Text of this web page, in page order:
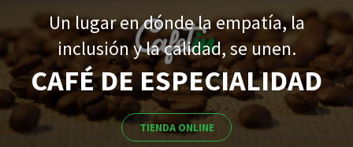
Un lugar en dónde la empatía, la
inclusión y la calidad, se unen.
CAFÉ DE ESPECIALIDAD
TIENDA ONLINE